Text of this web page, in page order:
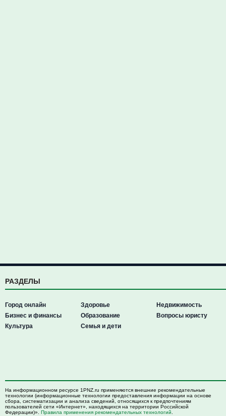
РАЗДЕЛЫ
Город онлайн
Бизнес и финансы
Культура
Здоровье
Образование
Семья и дети
Недвижимость
Вопросы юристу
На информационном ресурсе 1PNZ.ru применяются внешние рекомендательные
технологии (информационные технологии предоставления информации на основе
сбора, систематизации и анализа сведений, относящихся к предпочтениям
пользователей сети «Интернет», находящихся на территории Российской
Федерации)». Правила применения рекомендательных технологий